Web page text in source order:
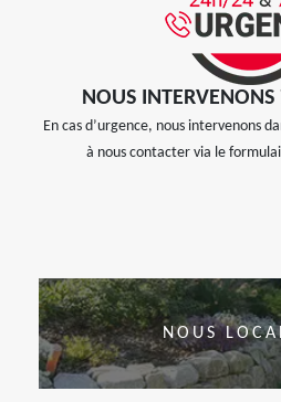
NOUS
En cas d’urgence, nous intervenons
à nous contacter via le
NOUS